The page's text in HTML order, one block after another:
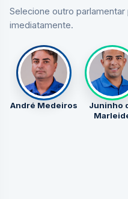
Selecione outro parlamentar
imediatamente.
André Medeiros
Juninho